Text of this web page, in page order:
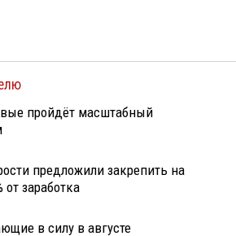
пройдёт масштабный
предложили закрепить на
заработка
в силу в августе